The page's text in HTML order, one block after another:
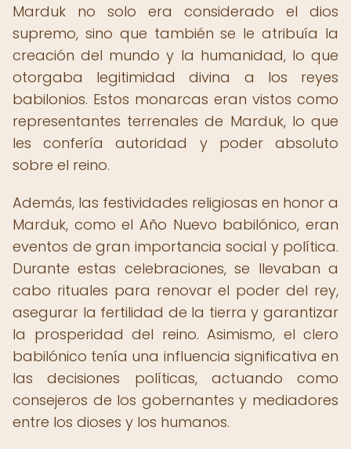
Marduk no solo era considerado el dios
supremo, sino que también se le atribuía la
creación del mundo y la humanidad, lo que
otorgaba legitimidad divina a los reyes
babilonios. Estos monarcas eran vistos como
representantes terrenales de Marduk, lo que
les confería autoridad y poder absoluto
sobre el reino.
Además, las festividades religiosas en honor a
Marduk, como el Año Nuevo babilónico, eran
eventos de gran importancia social y política.
Durante estas celebraciones, se llevaban a
cabo rituales para renovar el poder del rey,
asegurar la fertilidad de la tierra y garantizar
la prosperidad del reino. Asimismo, el clero
babilónico tenía una influencia significativa en
las decisiones políticas, actuando como
consejeros de los gobernantes y mediadores
entre los dioses y los humanos.